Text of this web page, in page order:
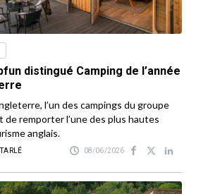
distingué Camping de l’année
l’un des campings du groupe
de remporter l’une des plus hautes
anglais.
08/06/2026